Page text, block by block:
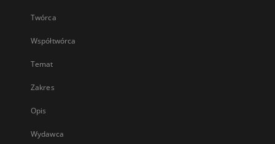
Twórca
Współtwórca
Temat
Zakres
Opis
Wydawca